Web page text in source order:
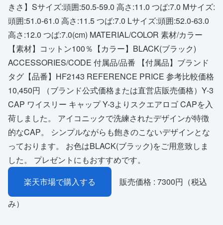
きさ】Sサイズ:頭囲:50.5-59.0 高さ:11.0 つば:7.0 Mサイズ:
頭囲:51.0-61.0 高さ:11.5 つば:7.0 Lサイズ:頭囲:52.0-63.0
高さ:12.0 つば:7.0(cm) MATERIAL/COLOR 素材/カラー
【素材】コットン100％【カラー】BLACK(ブラック)
ACCESSORIES/CODE 付属品/品番 【付属品】ブランド
タグ【品番】HF2143 REFERENCE PRICE 参考比較価格
10,450円 （ブランド公式価格または直営店販売価格）Y-3
CAP ワイスリー キャップ Y-3よりスクエアロゴ CAPを入
荷しました。 アイコニックで洗練されたデザインが特徴
的なCAP。 シンプルながらも飽きのこないデザインとな
っております。 お色はBLACK(ブラック)をご用意致しま
した。 プレゼントにもおすすめです。
楽天市場で購入する
販売価格 : 7300円（税込
み）